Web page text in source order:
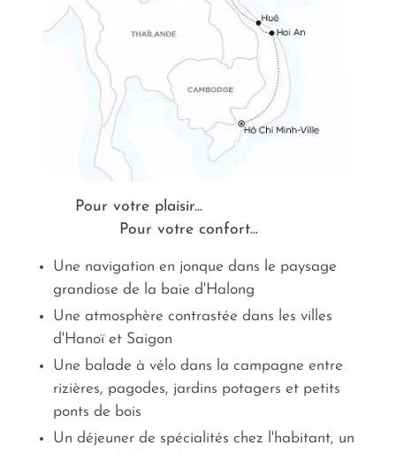
Pour votre plaisir...
Pour votre confort...
Une navigation en jonque dans le paysage
grandiose de la baie d'Halong
Une atmosphère contrastée dans les villes
d'Hanoï et Saigon
Une balade à vélo dans la campagne entre
rizières, pagodes, jardins potagers et petits
ponts de bois
Un déjeuner de spécialités chez l'habitant, un